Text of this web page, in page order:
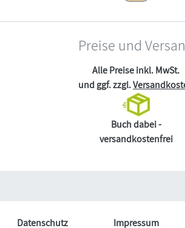
Preise und
Alle Preise inkl. MwSt.
und ggf. zzgl.
Buch dabei -
versandkostenfrei
Datenschutz
Impressum